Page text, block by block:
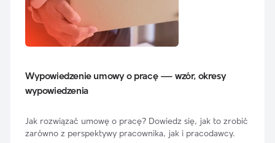
Wypowiedzenie umowy o pracę — wzór, okresy
wypowiedzenia
Jak rozwiązać umowę o pracę? Dowiedz się, jak to zrobić
zarówno z perspektywy pracownika, jak i pracodawcy.